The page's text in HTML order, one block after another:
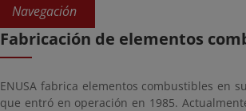
Navegación
Fabricación de elementos
ENUSA fabrica elementos combustibles en
que entró en operación en 1985.